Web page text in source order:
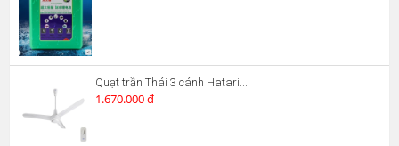
Quạt trần Thái 3 cánh Hatari...
1.670.000 đ